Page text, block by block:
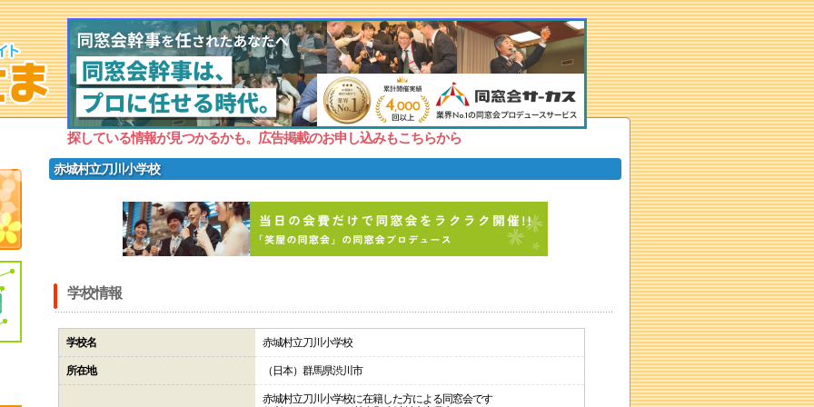
探している情報が見つかるかも。広告掲載のお申し込みもこちらから
赤城村立刀川小学校
学校情報
学校名 赤城村立刀川小学校
所在地 （日本）群馬県渋川市
赤城村立刀川小学校に在籍した方による同窓会です